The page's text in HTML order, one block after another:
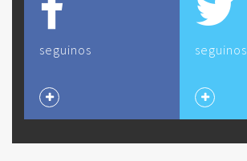
seguinos seguinos